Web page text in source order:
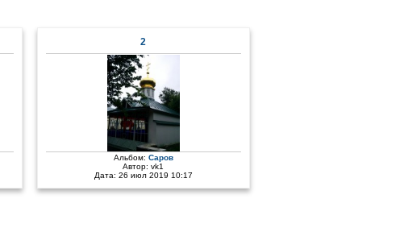
2
Альбом: Саров
Автор:vk1
Дата: 26 июл 2019 10:17